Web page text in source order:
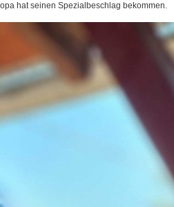
hat seinen Spezialbeschlag bekommen.